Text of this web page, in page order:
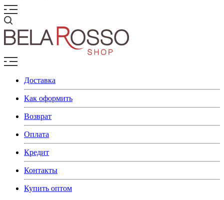
Доставка
Как оформить
Возврат
Оплата
Кредит
Контакты
Купить оптом